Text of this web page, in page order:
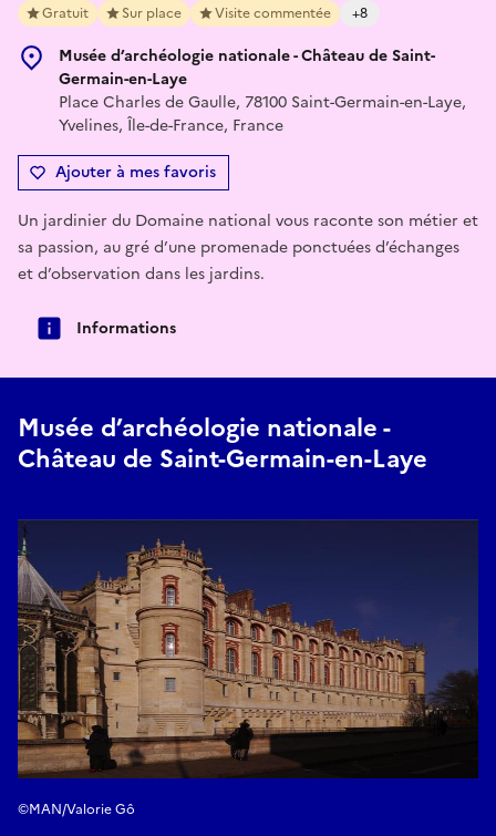
Gratuit Sur place Visite commentée +8
Musée d’archéologie nationale - Château de Saint-
Germain-en-Laye
Place Charles de Gaulle, 78100 Saint-Germain-en-Laye,
Yvelines, Île-de-France, France
Ajouter à mes favoris
Un jardinier du Domaine national vous raconte son métier et
sa passion, au gré d’une promenade ponctuées d’échanges
et d’observation dans les jardins.
Informations
Musée d’archéologie nationale -
Château de Saint-Germain-en-Laye
©MAN/Valorie Gô